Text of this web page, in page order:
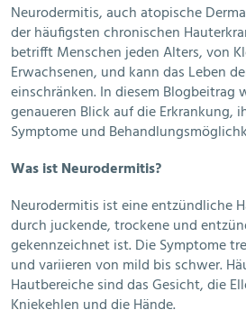
Neurodermitis, auch atopische
der häufigsten chronischen
betrifft Menschen jeden Alters, von
Erwachsenen, und kann das Leben
einschränken. In diesem Blogbeitrag
genaueren Blick auf die Erkrankung,
Symptome und
Was ist Neurodermitis?
Neurodermitis ist eine entzündliche
durch juckende, trockene und
gekennzeichnet ist. Die Symptome
und variieren von mild bis schwer.
Hautbereiche sind das Gesicht, die
Kniekehlen und die Hände.